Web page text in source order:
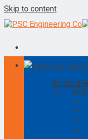
Skip to content
Danh mục sản
Bộ lưu